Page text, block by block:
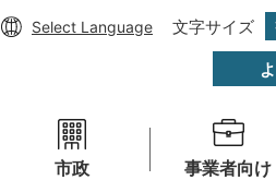
Select Language 文字サイズ
市政 事業者向け